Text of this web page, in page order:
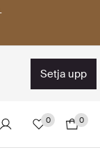
setja upp
0 0